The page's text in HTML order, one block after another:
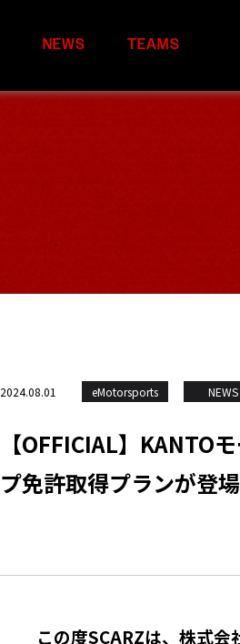
NEWS TEAMS
2024.08.01 eMotorsports NEWS
【OFFICIAL】KANTO
プ免許取得プランが登場
この度SCARZは、株式